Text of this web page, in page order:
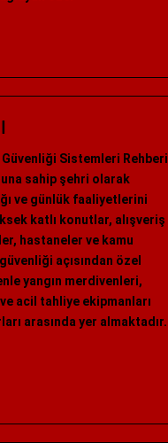
Güvenliği Sistemleri Rehberi
sahip şehri olarak
ve günlük faaliyetlerini
katlı konutlar, alışveriş
hastaneler ve kamu
açısından özel
yangın merdivenleri,
acil tahliye ekipmanları
arasında yer almaktadır.